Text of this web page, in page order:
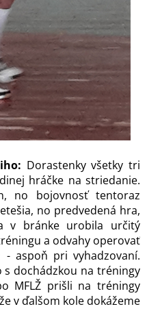
Dorastenky všetky tri
hráčke na striedanie.
no bojovnosť tentoraz
no predvedená hra,
v bránke urobila určitý
a odvahy operovať
aspoň pri vyhadzovaní.
dochádzkou na tréningy
MFLŽ prišli na tréningy
v ďalšom kole dokážeme